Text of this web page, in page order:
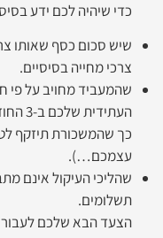
כדי שיהיה לכם ידע
שיש סכום כסף שאותו
צרכי מחייה בסיסיים.
שהמעביד מחויב על פי
כך שהמשכורת תיזקף
עצמכם…).
שהליכי העיקול אינם
תשלומים.
הצעד הבא שלכם